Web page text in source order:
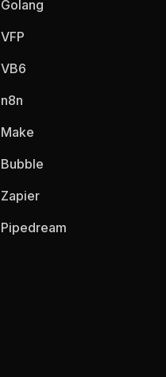
Golang
VFP
VB6
n8n
Make
Bubble
Zapier
Pipedream